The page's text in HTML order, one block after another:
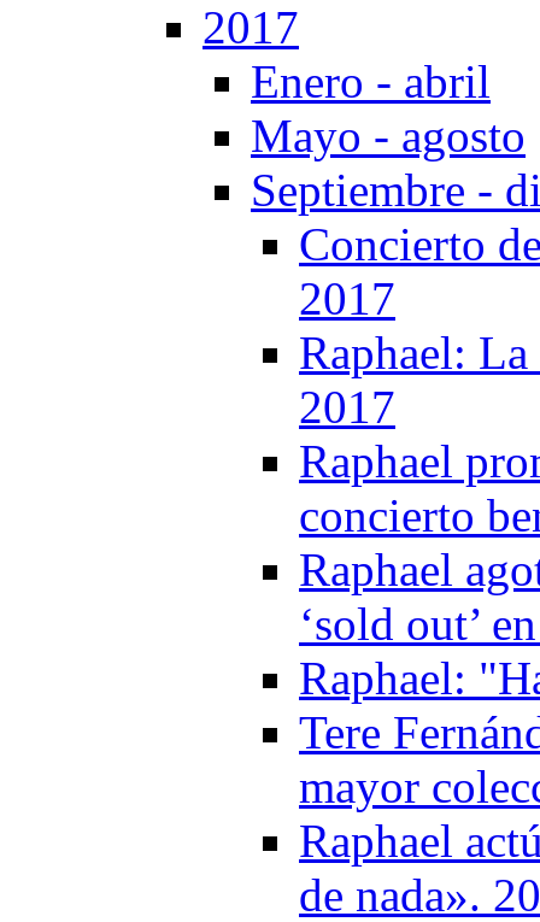
2017
Enero - abril
Mayo - agosto
Septiembre -
Concierto
2017
Raphael:
2017
Raphael
concierto
Raphael
‘sold out’
Raphael:
Tere
mayor
Raphael
de nada».